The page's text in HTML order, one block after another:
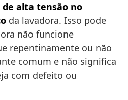
alta tensão no
da lavadora. Isso pode
não funcione
repentinamente ou não
comum e não significa
com defeito ou